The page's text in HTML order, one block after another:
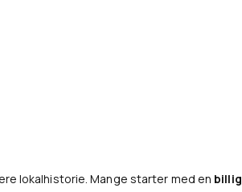
lokalhistorie. Mange starter med en billig